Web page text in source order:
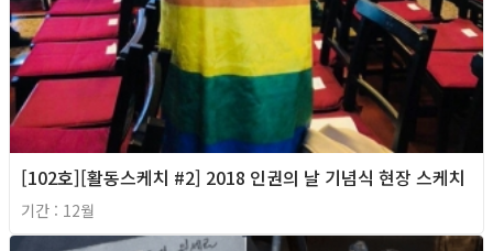
[102호][활동스케치 #2] 2018 인권의 날 기념식 현장 스케치
기간 : 12월